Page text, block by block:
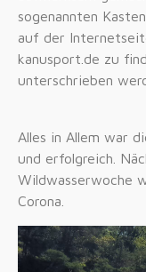
sogenannten
auf der
kanusport.de zu
unterschrieben
Alles in Allem war
und erfolgreich.
Wildwasserwoche
Corona.